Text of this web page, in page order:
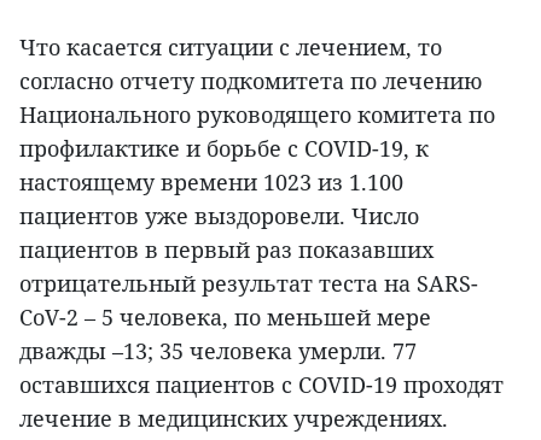
Что касается ситуации с лечением, то
согласно отчету подкомитета по лечению
Национального руководящего комитета по
профилактике и борьбе с COVID-19, к
настоящему времени 1023 из 1.100
пациентов уже выздоровели. Число
пациентов в первый раз показавших
отрицательный результат теста на SARS-
CoV-2 – 5 человека, по меньшей мере
дважды –13; 35 человека умерли. 77
оставшихся пациентов с COVID-19 проходят
лечение в медицинских учреждениях.